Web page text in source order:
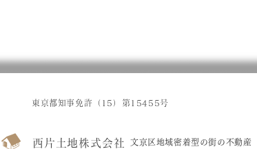
東京都知事免許（15）第15455号
西片土地株式会社 文京区地域密着型の街の不動産